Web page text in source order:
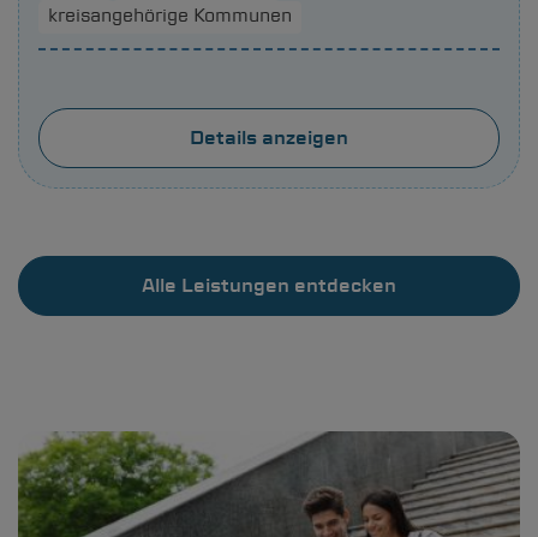
kreisangehörige Kommunen
Details anzeigen
Alle Leistungen entdecken
Bild